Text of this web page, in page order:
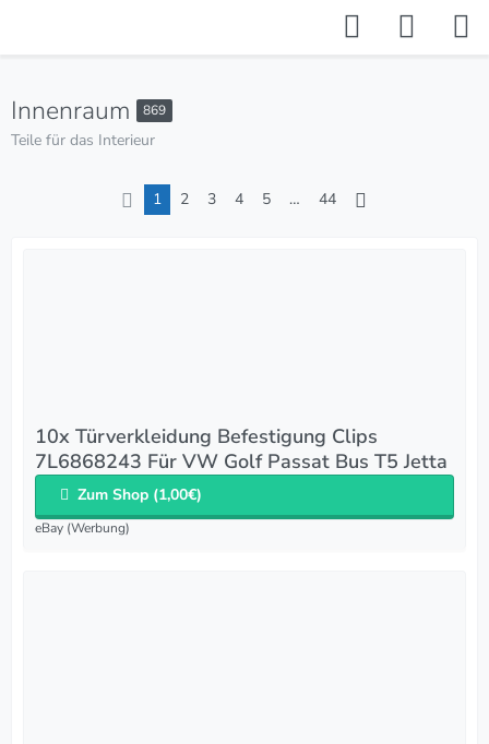
Innenraum 869
Teile für das Interieur
1 2 3 4 5 … 44
10x Türverkleidung Befestigung Clips
7L6868243 Für VW Golf Passat Bus T5 Jetta
Zum Shop (1,00€)
eBay (Werbung)